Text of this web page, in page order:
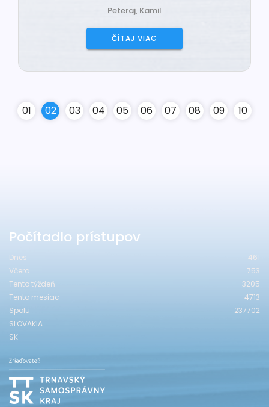
Peteraj, Kamil
ČÍTAJ VIAC
01 02 03 04 05 06 07 08 09 10
Počítadlo prístupov
Dnes
461
Včera
753
Tento týždeň
3205
Tento mesiac
4713
Spolu
237702
SLOVAKIA
SK